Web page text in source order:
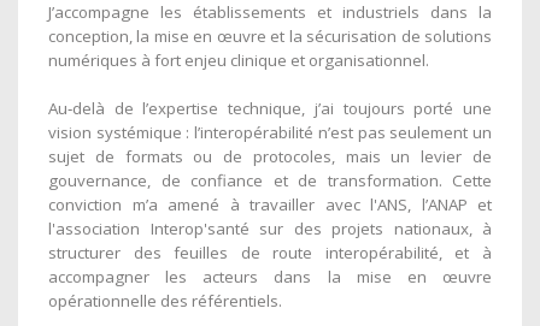
J’accompagne les établissements et industriels dans la
conception, la mise en œuvre et la sécurisation de solutions
numériques à fort enjeu clinique et organisationnel.
Au‑delà de l’expertise technique, j’ai toujours porté une
vision systémique : l’interopérabilité n’est pas seulement un
sujet de formats ou de protocoles, mais un levier de
gouvernance, de confiance et de transformation. Cette
conviction m’a amené à travailler avec l'ANS, l’ANAP et
l'association Interop'santé sur des projets nationaux, à
structurer des feuilles de route interopérabilité, et à
accompagner les acteurs dans la mise en œuvre
opérationnelle des référentiels.